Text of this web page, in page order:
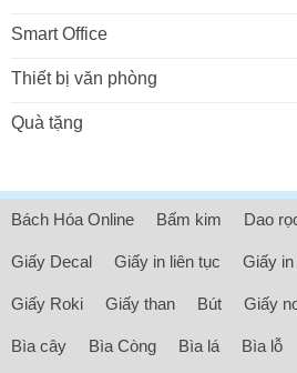
Smart Office
Thiết bị văn phòng
Quà tặng
Bách Hóa Online Bấm kim Dao
Giấy Decal Giấy in liên tục Giấy in
Giấy Roki Giấy than Bút Giấy
Bìa cây Bìa Còng Bìa lá Bìa lỗ